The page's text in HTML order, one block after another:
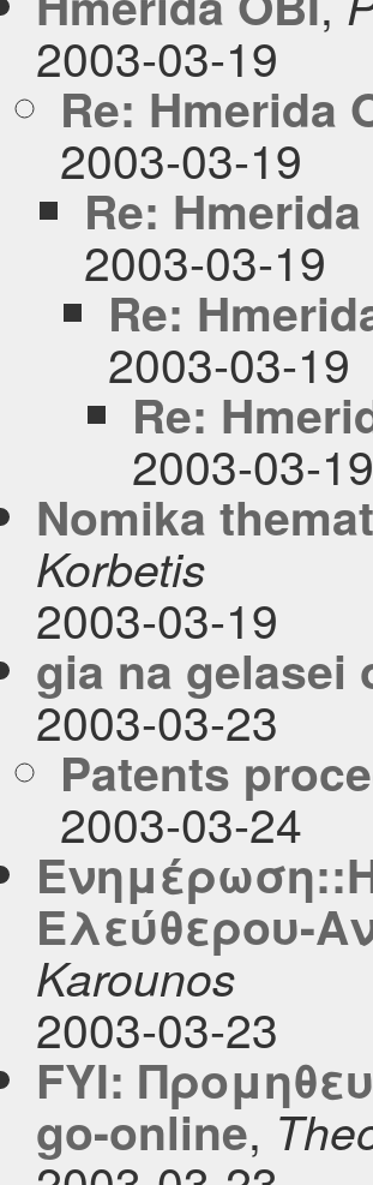
2003-03-19
Re: Hmerida
2003-03-19
Re: Hmerida
2003-03-19
Re:
2003-03-19
Re:
2003-03-19
Nomika
Korbetis
2003-03-19
gia na gelasei
2003-03-23
Patents
2003-03-24
Ελεύθερου-
Karounos
2003-03-23
FYI:
go-online,